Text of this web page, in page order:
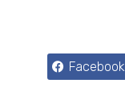
Facebook